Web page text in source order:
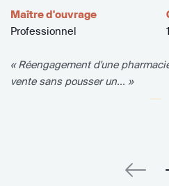
Maître d'ouvrage
Professionnel
« Réengagement d'une
vente sans pousser un... »